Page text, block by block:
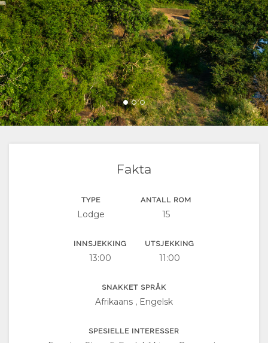
VEIBESKRIVELSER
BYTT
SPRÅK
TYSK
SPANSK
FRANSK
PORTUGISISK
Fakta
TYPE
Lodge
ANTALL ROM
15
INNSJEKKING
13:00
UTSJEKKING
11:00
SNAKKET SPRÅK
Afrikaans , Engelsk
SPESIELLE INTERESSER